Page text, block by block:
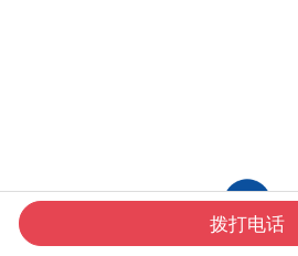
一键电话
拨打电话